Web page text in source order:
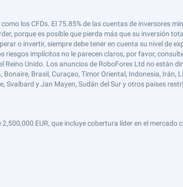
los CFDs. El 75.85% de las cuentas de inversores
porque es posible que pierda más que su inversión
o invertir, siempre debe tener en cuenta su nivel de
implícitos no le parecen claros, por favor,
Unido. Los anuncios de RoboForex Ltd no están
Brasil, Curaçao, Timor Oriental, Indonesia, Irán,
Svalbard y Jan Mayen, Sudán del Sur y otros países
EUR, que incluye cobertura líder en el mercado